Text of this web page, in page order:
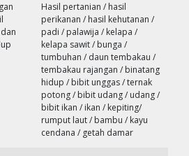
Hasil pertanian / hasil
perikanan / hasil kehutanan /
padi / palawija / kelapa /
kelapa sawit / bunga /
tumbuhan / daun tembakau /
tembakau rajangan / binatang
hidup / bibit unggas / ternak
potong / bibit udang / udang /
bibit ikan / ikan / kepiting/
rumput laut / bambu / kayu
cendana / getah damar